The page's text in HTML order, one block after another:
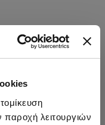
παροχή λειτουργιών